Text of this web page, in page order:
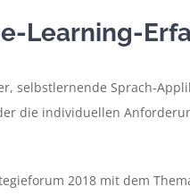
Learning-
selbstlernende Sprach-
die individuellen
2018 mit dem